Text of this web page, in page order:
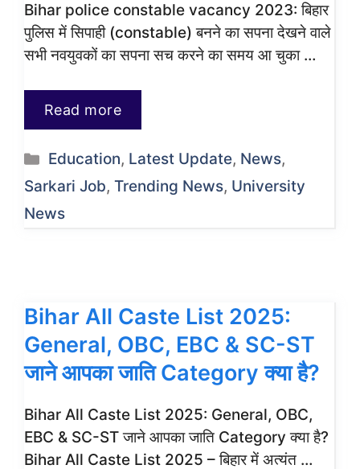
Bihar police constable vacancy 2023: बिहार
पुलिस में सिपाही (constable) बनने का सपना देखने वाले
सभी नवयुवकों का सपना सच करने का समय आ चुका …
Read more
Categories
Education, Latest Update, News,
Sarkari Job, Trending News, University
News
Bihar All Caste List 2025:
General, OBC, EBC & SC-ST
जाने आपका जाति Category क्या है?
Bihar All Caste List 2025: General, OBC,
EBC & SC-ST जाने आपका जाति Category क्या है?
Bihar All Caste List 2025 – बिहार में अत्यंत …